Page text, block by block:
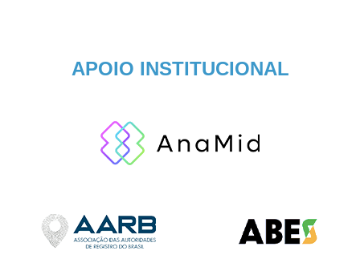
APOIO INSTITUCIONAL